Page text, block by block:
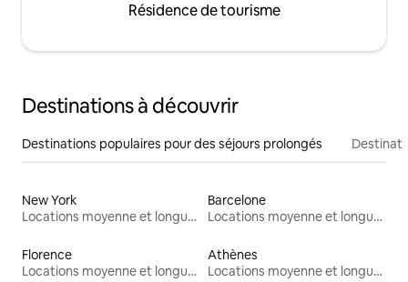
Résidence de tourisme
Destinations à découvrir
Destinations populaires pour des séjours prolongés
New York
Locations moyenne et longue durée
Barcelone
Locations moyenne et longue durée
Florence
Locations moyenne et longue durée
Athènes
Locations moyenne et longue durée